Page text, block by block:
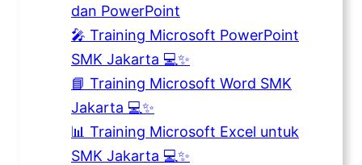
dan PowerPoint
🎤 Training Microsoft PowerPoint
SMK Jakarta 💻✨
📘 Training Microsoft Word SMK
Jakarta 💻✨
📊 Training Microsoft Excel untuk
SMK Jakarta 💻✨